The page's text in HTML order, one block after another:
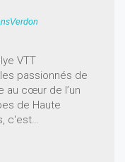
VTT
passionnés de
au cœur de l’un
de Haute
c'est…